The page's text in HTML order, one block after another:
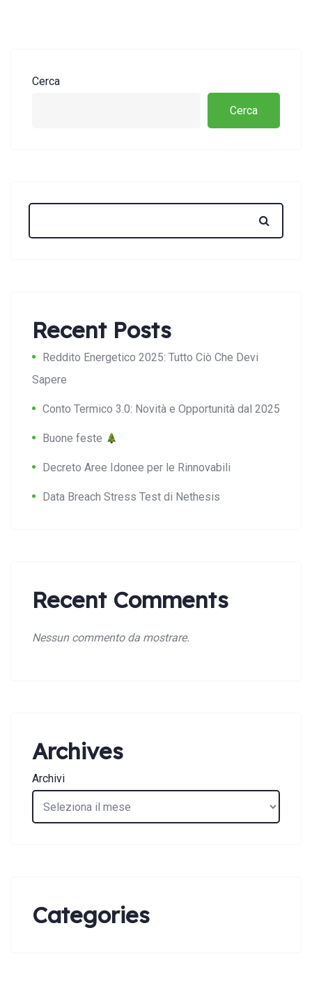
Cerca
Cerca
Recent Posts
Reddito Energetico 2025: Tutto Ciò Che Devi
Sapere
Conto Termico 3.0: Novità e Opportunità dal 2025
Buone feste
Decreto Aree Idonee per le Rinnovabili
Data Breach Stress Test di Nethesis
Recent Comments
Nessun commento da mostrare.
Archives
Archivi
Categories